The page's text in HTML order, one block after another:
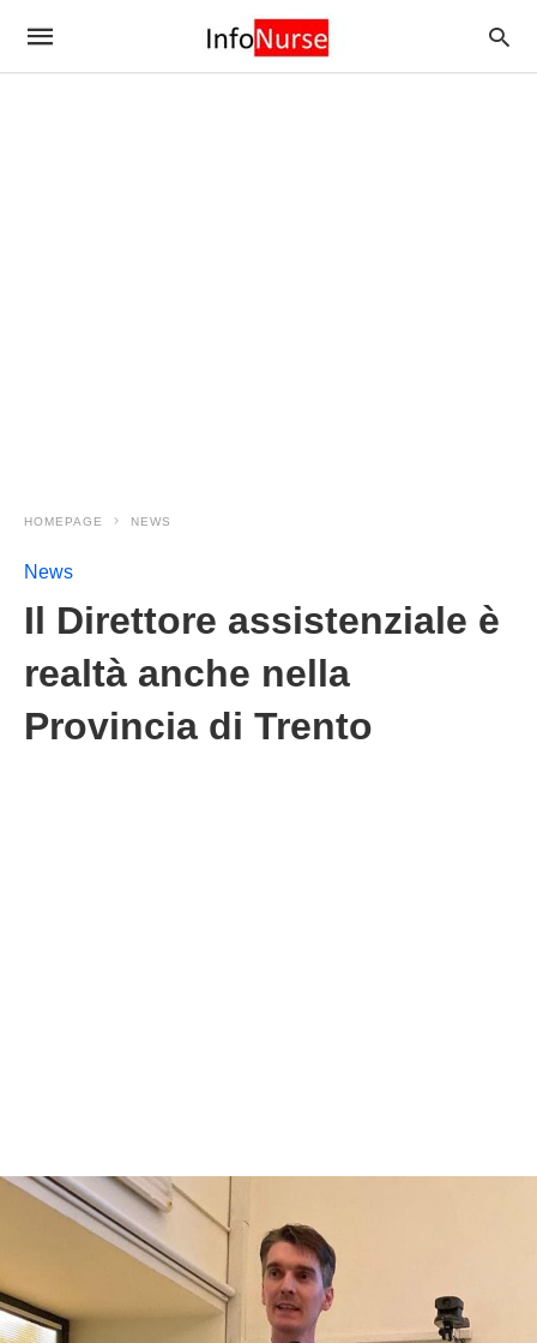
HOMEPAGE NEWS
News
Il Direttore assistenziale è
realtà anche nella
Provincia di Trento